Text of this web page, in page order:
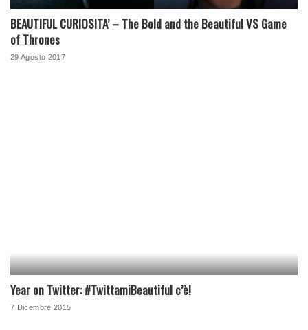
BEAUTIFUL CURIOSITA’ – The Bold and the Beautiful VS Game
of Thrones
29 Agosto 2017
Year on Twitter: #TwittamiBeautiful c’è!
7 Dicembre 2015